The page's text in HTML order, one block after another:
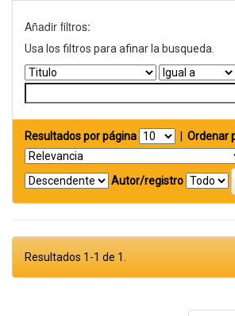
Añadir filtros:
Usa los filtros para afinar la busqueda.
Resultados por página
Ordenar
Autor/registro
Resultados 1-1 de 1.